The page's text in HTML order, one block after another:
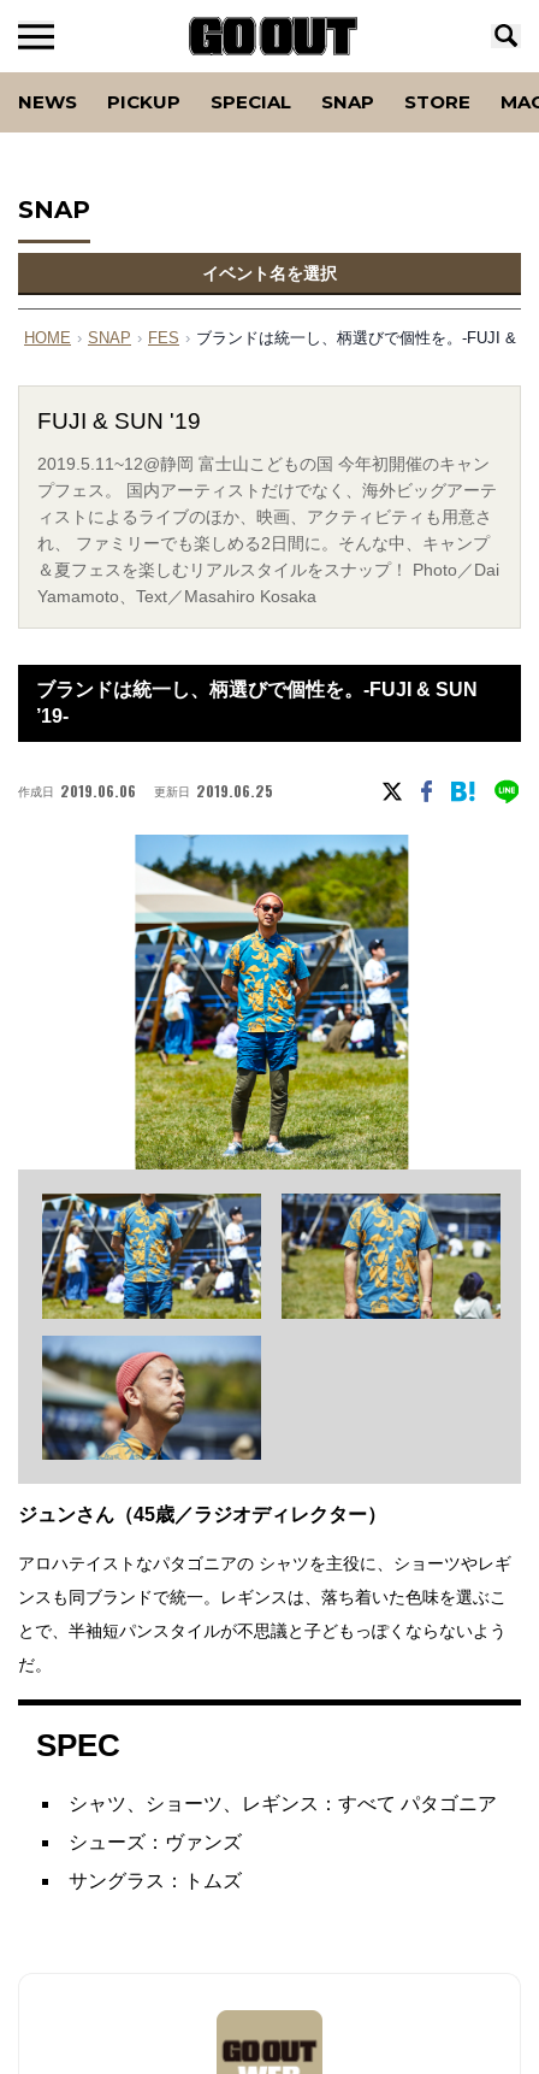
NEWS PICKUP SPECIAL SNAP STORE
SNAP
イベント名を選択
HOME › SNAP › FES › ブランドは統一し、柄選びで個性を。-FUJI &
FUJI & SUN '19
2019.5.11~12@静岡 富士山こどもの国 今年初開催のキャン
プフェス。 国内アーティストだけでなく、海外ビッグアーテ
ィストによるライブのほか、映画、アクティビティも用意さ
れ、 ファミリーでも楽しめる2日間に。そんな中、キャンプ
＆夏フェスを楽しむリアルスタイルをスナップ！ Photo／Dai
Yamamoto、Text／Masahiro Kosaka
ブランドは統一し、柄選びで個性を。-FUJI & SUN
’19-
作成日 2019.06.06 更新日 2019.06.25
ジュンさん（45歳／ラジオディレクター）
アロハテイストなパタゴニアの シャツを主役に、ショーツやレギ
ンスも同ブランドで統一。レギンスは、落ち着いた色味を選ぶこ
とで、半袖短パンスタイルが不思議と子どもっぽくならないよう
だ。
SPEC
シャツ、ショーツ、レギンス：すべて パタゴニア
シューズ：ヴァンズ
サングラス：トムズ